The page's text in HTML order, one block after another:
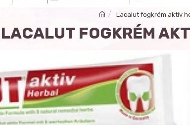
Lacalut fogkrém aktív
LACALUT FOGKRÉM